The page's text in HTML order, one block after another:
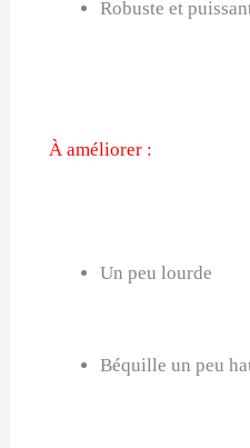
Robuste et
À améliorer :
Un peu lourde
Béquille un peu